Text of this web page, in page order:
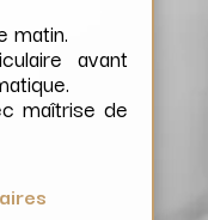
matin.
avant
maîtrise de